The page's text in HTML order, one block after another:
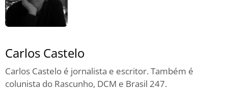
Carlos Castelo
Carlos Castelo é jornalista e escritor. Também é
colunista do Rascunho, DCM e Brasil 247.